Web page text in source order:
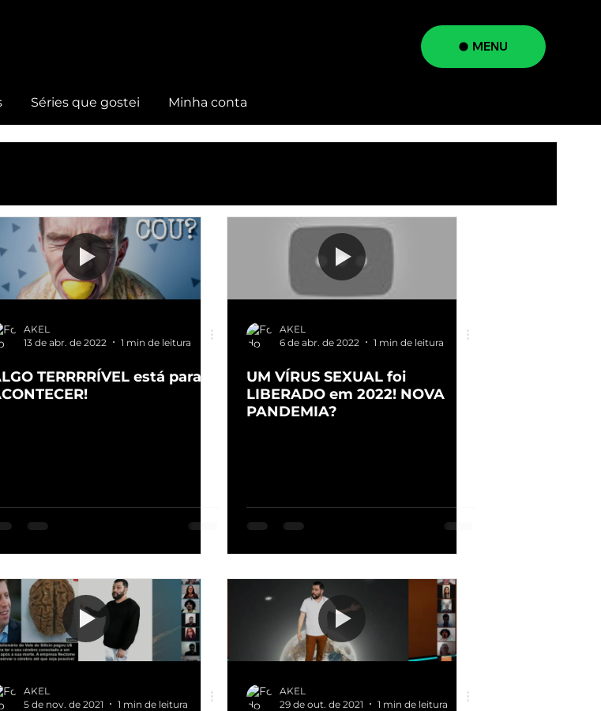
MENU
Séries que gostei Minha conta
AKEL
13 de abr. de 2022
1 min de leitura
TERRRRÍVEL está para
AKEL
6 de abr. de 2022
1 min de leitura
UM VÍRUS SEXUAL foi
LIBERADO em 2022! NOVA
PANDEMIA?
AKEL
5 de nov. de 2021
1 min de leitura
AKEL
29 de out. de 2021
1 min de leitura